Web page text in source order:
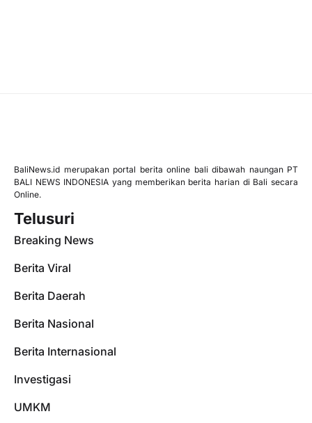
BaliNews.id merupakan portal berita online bali dibawah naungan PT
BALI NEWS INDONESIA yang memberikan berita harian di Bali secara
Online.
Telusuri
Breaking News
Berita Viral
Berita Daerah
Berita Nasional
Berita Internasional
Investigasi
UMKM